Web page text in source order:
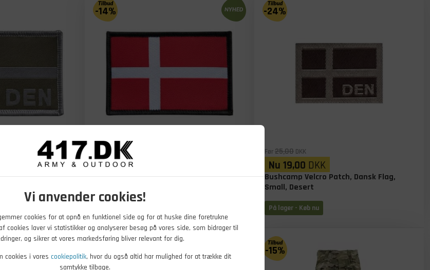
Vi anvender cookies!
cookies for at opnå en funktionel side og for at huske dine foretrukne
cookies laver vi statistikker og analyserer besøg på vores side, som bidrager til
og sikrer at vores markedsføring bliver relevant for dig.
cookies i vores cookiepolitik, hvor du også altid har mulighed for at trække dit
samtykke tilbage.
Dansk Flag,
-14%
Før29,00DKK
Nu25,00
Bushcamp Velcro Patch, Dansk Flag, Rød
-24%
Før25,00 DKK
Nu 19,00 DKK
Bushcamp Velcro Patch, Dansk Flag,
Small, Desert
På lager - Køb nu
-18% -15%